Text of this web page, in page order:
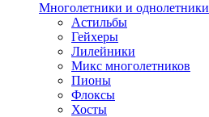
Многолетники и однолетники
Астильбы
Гейхеры
Лилейники
Микс многолетников
Пионы
Флоксы
Хосты